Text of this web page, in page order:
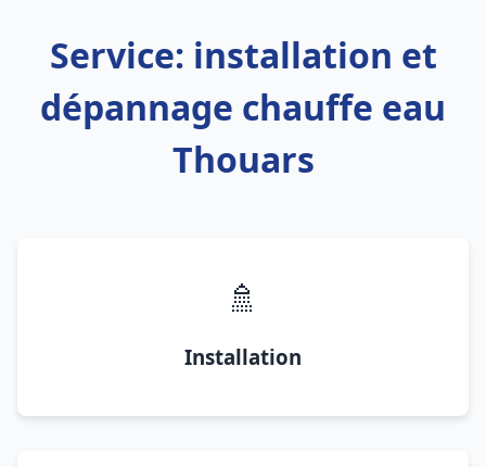
Service: installation et
dépannage chauffe eau
Thouars
🚿
Installation